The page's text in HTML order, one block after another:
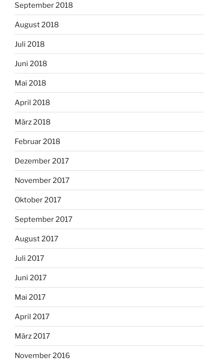
September 2018
August 2018
Juli 2018
Juni 2018
Mai 2018
April 2018
März 2018
Februar 2018
Dezember 2017
November 2017
Oktober 2017
September 2017
August 2017
Juli 2017
Juni 2017
Mai 2017
April 2017
März 2017
November 2016